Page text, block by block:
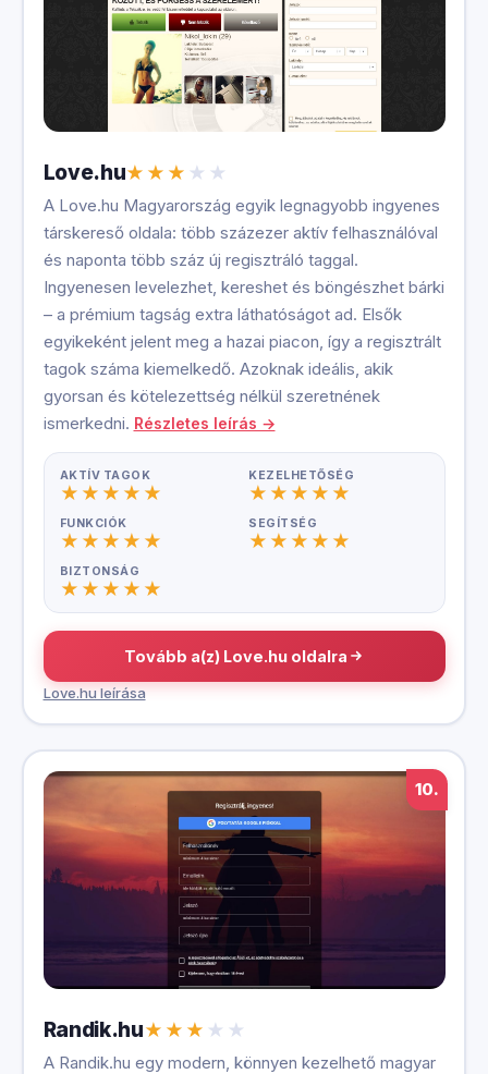
Love.hu
A Love.hu Magyarország egyik legnagyobb ingyenes
társkereső oldala: több százezer aktív felhasználóval
és naponta több száz új regisztráló taggal.
Ingyenesen levelezhet, kereshet és böngészhet bárki
– a prémium tagság extra láthatóságot ad. Elsők
egyikeként jelent meg a hazai piacon, így a regisztrált
tagok száma kiemelkedő. Azoknak ideális, akik
gyorsan és kötelezettség nélkül szeretnének
ismerkedni. Részletes leírás →
AKTÍV TAGOK KEZELHETŐSÉG
FUNKCIÓK SEGÍTSÉG
BIZTONSÁG
Tovább a(z) Love.hu oldalra
Love.hu leírása
10.
Randik.hu
A Randik.hu egy modern, könnyen kezelhető magyar